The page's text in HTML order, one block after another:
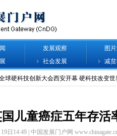
发展观察 图
社会发展 减
儿童癌症五年存活
日14:49 | 中国发展门户网